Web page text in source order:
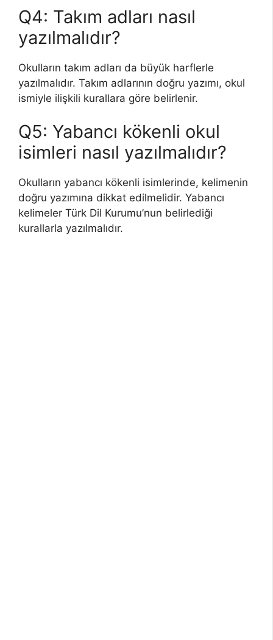
Q4: Takım adları nasıl
yazılmalıdır?
Okulların takım adları da büyük harflerle
yazılmalıdır. Takım adlarının doğru yazımı, okul
ismiyle ilişkili kurallara göre belirlenir.
Q5: Yabancı kökenli okul
isimleri nasıl yazılmalıdır?
Okulların yabancı kökenli isimlerinde, kelimenin
doğru yazımına dikkat edilmelidir. Yabancı
kelimeler Türk Dil Kurumu’nun belirlediği
kurallarla yazılmalıdır.